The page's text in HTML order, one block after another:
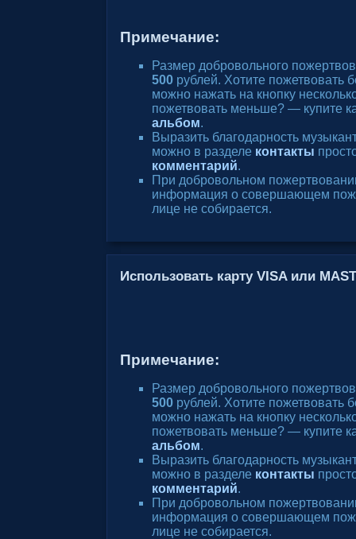
Примечание:
Размер добровольного
500рублей. Хотите пожетвовать
можно нажать на кнопку
пожетвовать меньше? — купите
альбом.
Выразить благодарность
можно в разделе контакты
комментарий.
При добровольном
информация о совершающем
лице не собирается.
Использовать карту VISA или
Примечание:
Размер добровольного
500рублей. Хотите пожетвовать
можно нажать на кнопку
пожетвовать меньше? — купите
альбом.
Выразить благодарность
можно в разделе контакты
комментарий.
При добровольном
информация о совершающем
лице не собирается.